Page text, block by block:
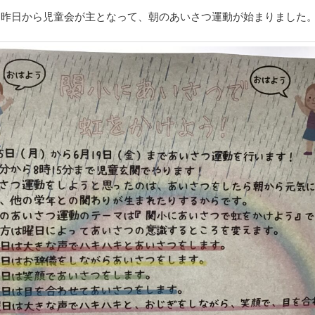
日から児童会が主となって、朝のあいさつ運動が始まりました